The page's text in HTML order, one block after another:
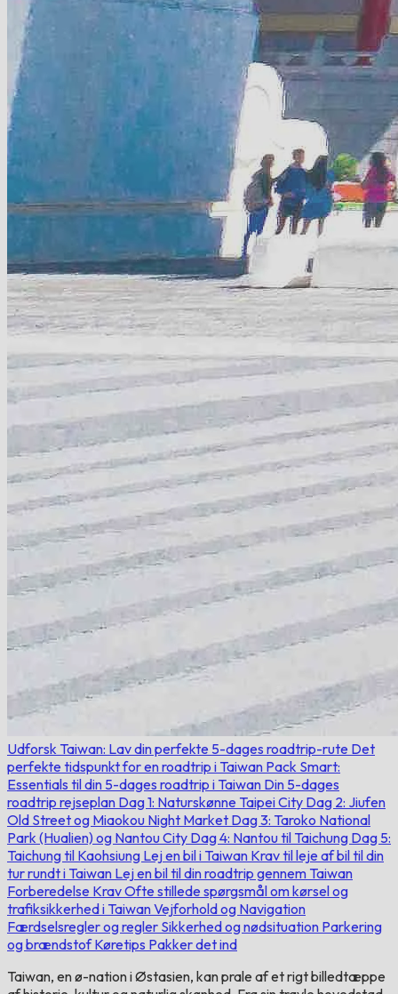
Udforsk Taiwan: Lav din perfekte 5-dages roadtrip-rute Det
perfekte tidspunkt for en roadtrip i Taiwan Pack Smart:
Essentials til din 5-dages roadtrip i Taiwan Din 5-dages
roadtrip rejseplan Dag 1: Naturskønne Taipei City Dag 2: Jiufen
Old Street og Miaokou Night Market Dag 3: Taroko National
Park (Hualien) og Nantou City Dag 4: Nantou til Taichung Dag 5:
Taichung til Kaohsiung Lej en bil i Taiwan Krav til leje af bil til din
tur rundt i Taiwan Lej en bil til din roadtrip gennem Taiwan
Forberedelse KravOfte stillede spørgsmål om kørsel og
trafiksikkerhed i TaiwanVejforhold og Navigation
Færdselsregler og regler Sikkerhed og nødsituation Parkering
og brændstofKøretips Pakker det ind
Taiwan, en ø-nation i Østasien, kan prale af et rigt billedtæppe